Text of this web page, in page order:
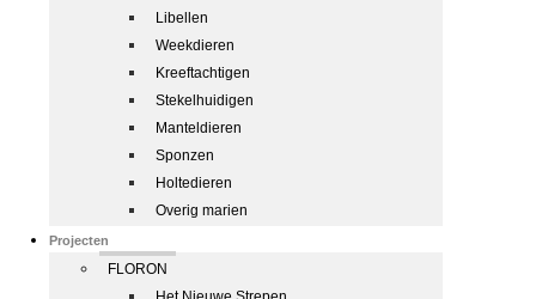
Libellen
Weekdieren
Kreeftachtigen
Stekelhuidigen
Manteldieren
Sponzen
Holtedieren
Overig marien
Projecten
FLORON